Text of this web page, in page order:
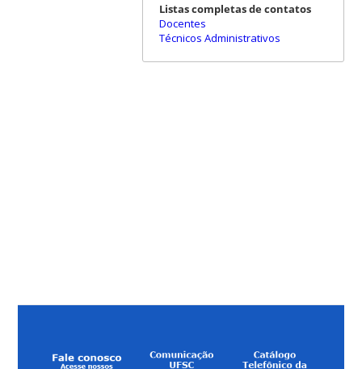
Listas completas de contatos
Docentes
Técnicos Administrativos